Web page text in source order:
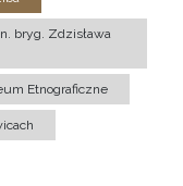
bryg. Zdzisława
Etnograficzne